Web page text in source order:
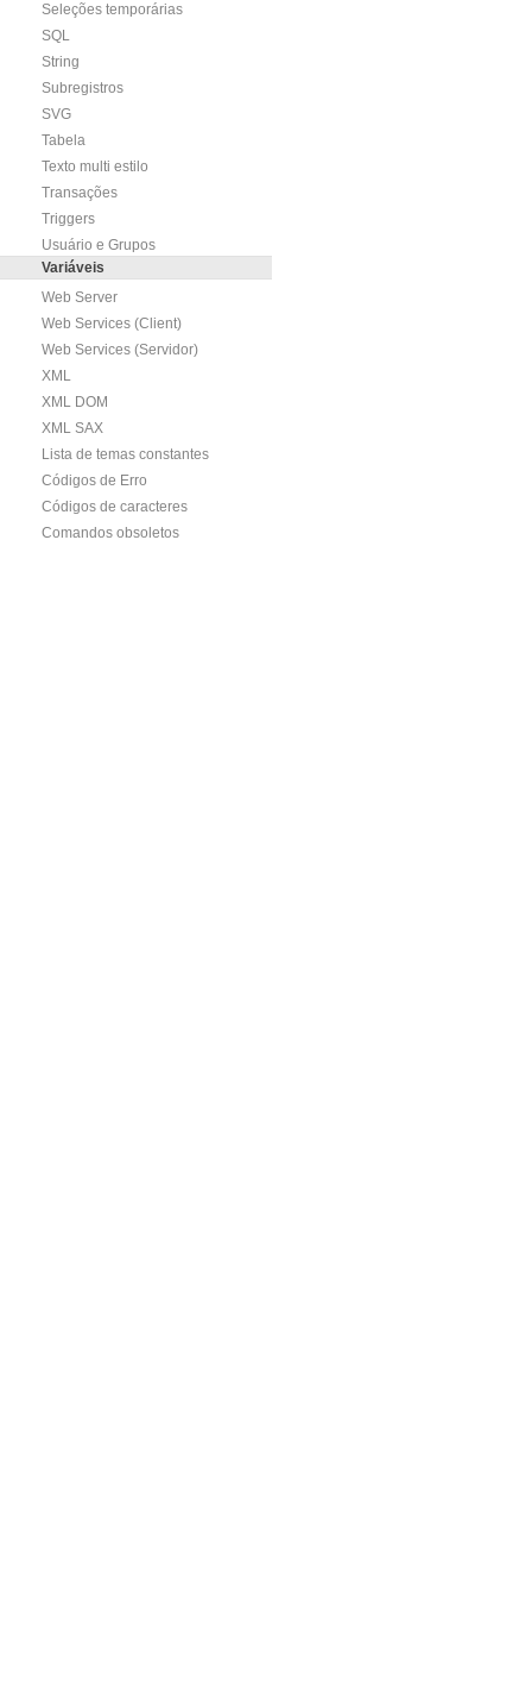
Seleções temporárias
SQL
String
Subregistros
SVG
Tabela
Texto multi estilo
Transações
Triggers
Usuário e Grupos
Variáveis
Web Server
Web Services (Client)
Web Services (Servidor)
XML
XML DOM
XML SAX
Lista de temas constantes
Códigos de Erro
Códigos de caracteres
Comandos obsoletos